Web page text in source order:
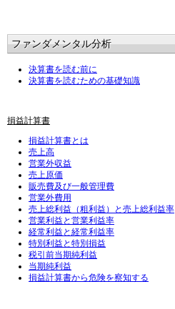
ファンダメンタル分析
決算書を読む前に
決算書を読むための基礎知識
損益計算書
損益計算書とは
売上高
営業外収益
売上原価
販売費及び一般管理費
営業外費用
売上総利益（粗利益）と売上総利益率
営業利益と営業利益率
経常利益と経常利益率
特別利益と特別損益
税引前当期純利益
当期純利益
損益計算書から危険を察知する